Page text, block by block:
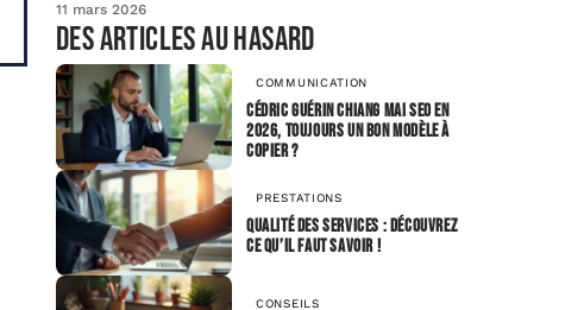
11 mars 2026
Des articles au hasard
COMMUNICATION
Cédric Guérin Chiang Mai SEO en
2026, toujours un bon modèle à
copier ?
PRESTATIONS
Qualité des services : découvrez
ce qu’il faut savoir !
CONSEILS